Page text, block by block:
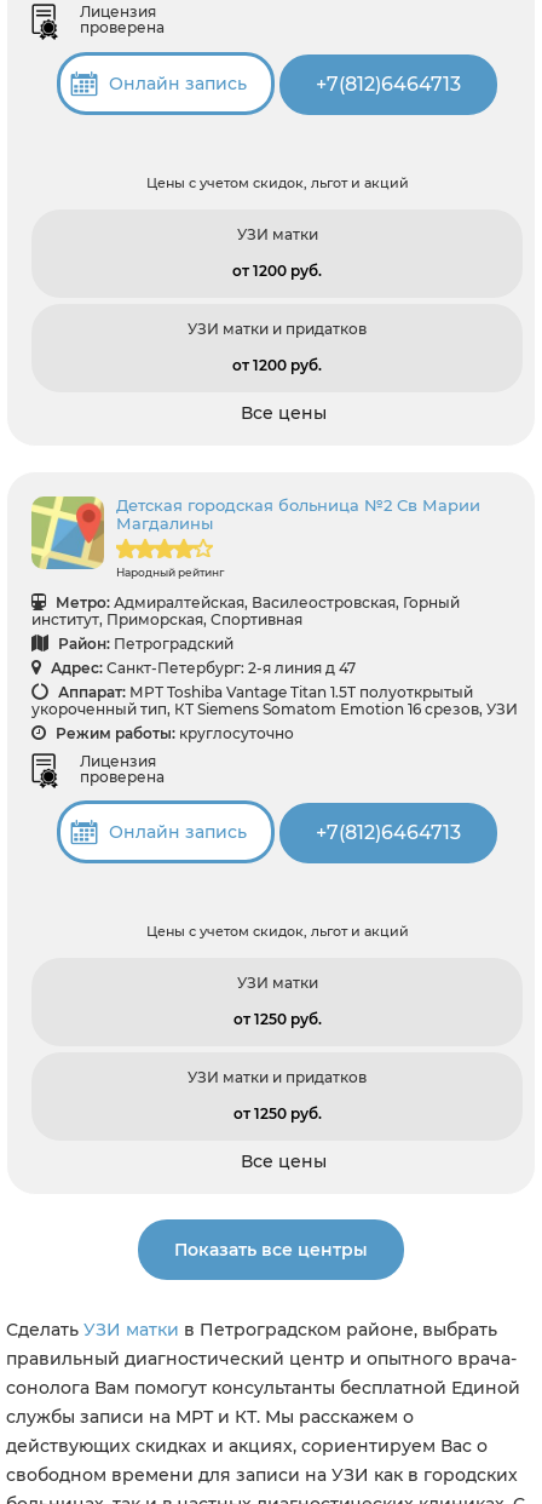
Лицензия
проверена
Онлайн запись +7(812)6464713
Цены с учетом скидок, льгот и акций
УЗИ матки
от 1200 pуб.
УЗИ матки и придатков
от 1200 pуб.
Все цены
Детская городская больница №2 Св Марии
Магдалины
Народный рейтинг
Метро: Адмиралтейская, Василеостровская, Горный
институт, Приморская, Спортивная
Район: Петроградский
Адрес: Санкт-Петербург: 2-я линия д 47
Аппарат: МРТ Toshiba Vantage Titan 1.5T полуоткрытый
укороченный тип, КТ Siemens Somatom Emotion 16 срезов, УЗИ
Режим работы: круглосуточно
Лицензия
проверена
Онлайн запись +7(812)6464713
Цены с учетом скидок, льгот и акций
УЗИ матки
от 1250 pуб.
УЗИ матки и придатков
от 1250 pуб.
Все цены
Показать все центры
Сделать УЗИ матки в Петроградском районе, выбрать
правильный диагностический центр и опытного врача-
сонолога Вам помогут консультанты бесплатной Единой
службы записи на МРТ и КТ. Мы расскажем о
действующих скидках и акциях, сориентируем Вас о
свободном времени для записи на УЗИ как в городских